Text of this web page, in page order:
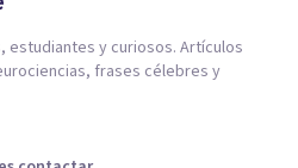
estudiantes y curiosos. Artículos
frases célebres y